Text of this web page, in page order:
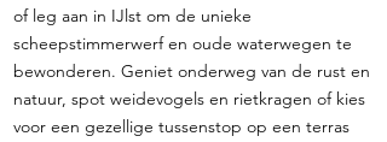
of leg aan in IJlst om de unieke
scheepstimmerwerf en oude waterwegen te
bewonderen. Geniet onderweg van de rust en
natuur, spot weidevogels en rietkragen of kies
voor een gezellige tussenstop op een terras